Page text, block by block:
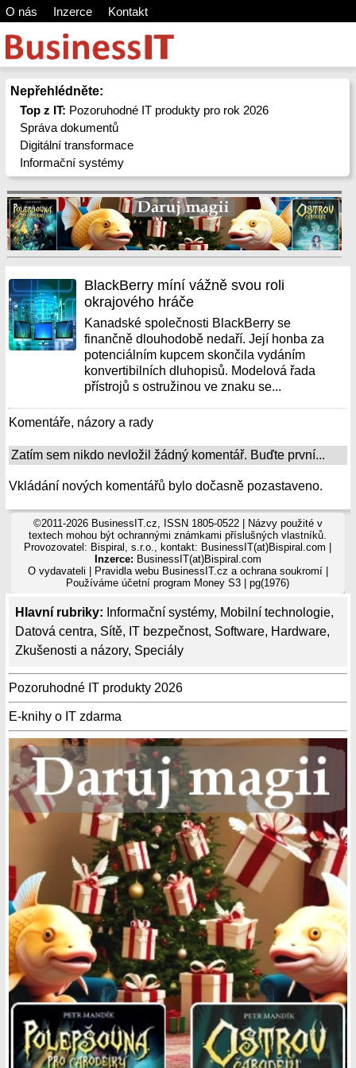
O nás Inzerce Kontakt
Nepřehlédněte:
Top z IT: Pozoruhodné IT produkty pro rok 2026
Správa dokumentů
Digitální transformace
Informační systémy
Hlavní rubriky: Informační systémy, Mobilní technologie,
Datová centra, Sítě, IT bezpečnost, Software, Hardware,
Zkušenosti a názory, Speciály
Pozoruhodné IT produkty 2026
E-knihy o IT zdarma
BlackBerry míní vážně svou roli
okrajového hráče
Kanadské společnosti BlackBerry se
finančně dlouhodobě nedaří. Její honba za
potenciálním kupcem skončila vydáním
konvertibilních dluhopisů. Modelová řada
přístrojů s ostružinou ve znaku se...
Komentáře, názory a rady
Zatím sem nikdo nevložil žádný komentář. Buďte první...
Vkládání nových komentářů bylo dočasně pozastaveno.
©2011-2026 BusinessIT.cz, ISSN 1805-0522 | Názvy použité v
textech mohou být ochrannými známkami příslušných vlastníků.
Provozovatel: Bispiral, s.r.o., kontakt: BusinessIT(at)Bispiral.com |
Inzerce: BusinessIT(at)Bispiral.com
O vydavateli
Pravidla webu BusinessIT.cz a ochrana soukromí|
Používámeúčetní program Money S3 | pg(1976)